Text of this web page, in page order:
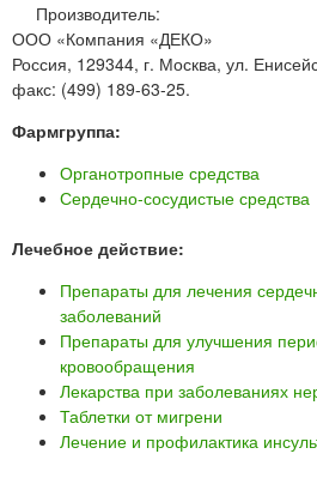
Производитель:
ООО «Компания «ДЕКО»
Россия, 129344, г. Москва, ул.
факс: (499) 189-63-25.
Фармгруппа:
Органотропные средства
Сердечно-сосудистые средства
Лечебное действие:
Препараты для лечения
заболеваний
Препараты для улучшения
кровообращения
Лекарства при заболеваниях
Таблетки от мигрени
Лечение и профилактика